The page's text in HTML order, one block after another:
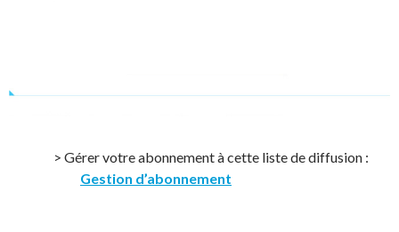
> Gérer votre abonnement à cette liste de diffusion :
Gestion d’abonnement